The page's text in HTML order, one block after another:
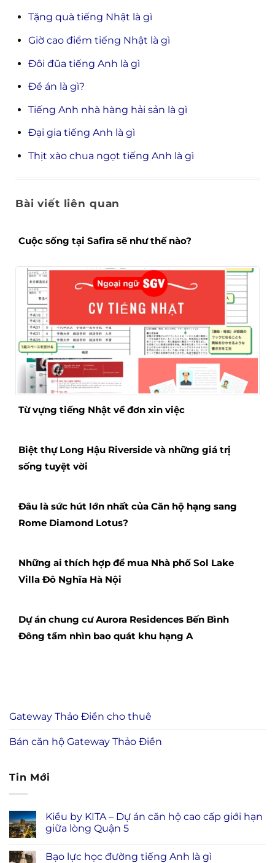
Tặng quà tiếng Nhật là gì
Giờ cao điểm tiếng Nhật là gì
Đôi đũa tiếng Anh là gì
Đề án là gì?
Tiếng Anh nhà hàng hải sản là gì
Đại gia tiếng Anh là gì
Thịt xào chua ngọt tiếng Anh là gì
Bài viết liên quan
Cuộc sống tại Safira sẽ như thế nào?
Từ vựng tiếng Nhật về đơn xin việc
Biệt thự Long Hậu Riverside và những giá trị
sống tuyệt vời
Đâu là sức hút lớn nhất của Căn hộ hạng sang
Rome Diamond Lotus?
Những ai thích hợp để mua Nhà phố Sol Lake
Villa Đô Nghĩa Hà Nội
Dự án chung cư Aurora Residences Bến Bình
Đông tầm nhìn bao quát khu hạng A
Gateway Thảo Điền cho thuê
Bán căn hộ Gateway Thảo Điền
Tin Mới
Kiều by KITA – Dự án căn hộ cao cấp giới hạn
giữa lòng Quận 5
Bạo lực học đường tiếng Anh là gì